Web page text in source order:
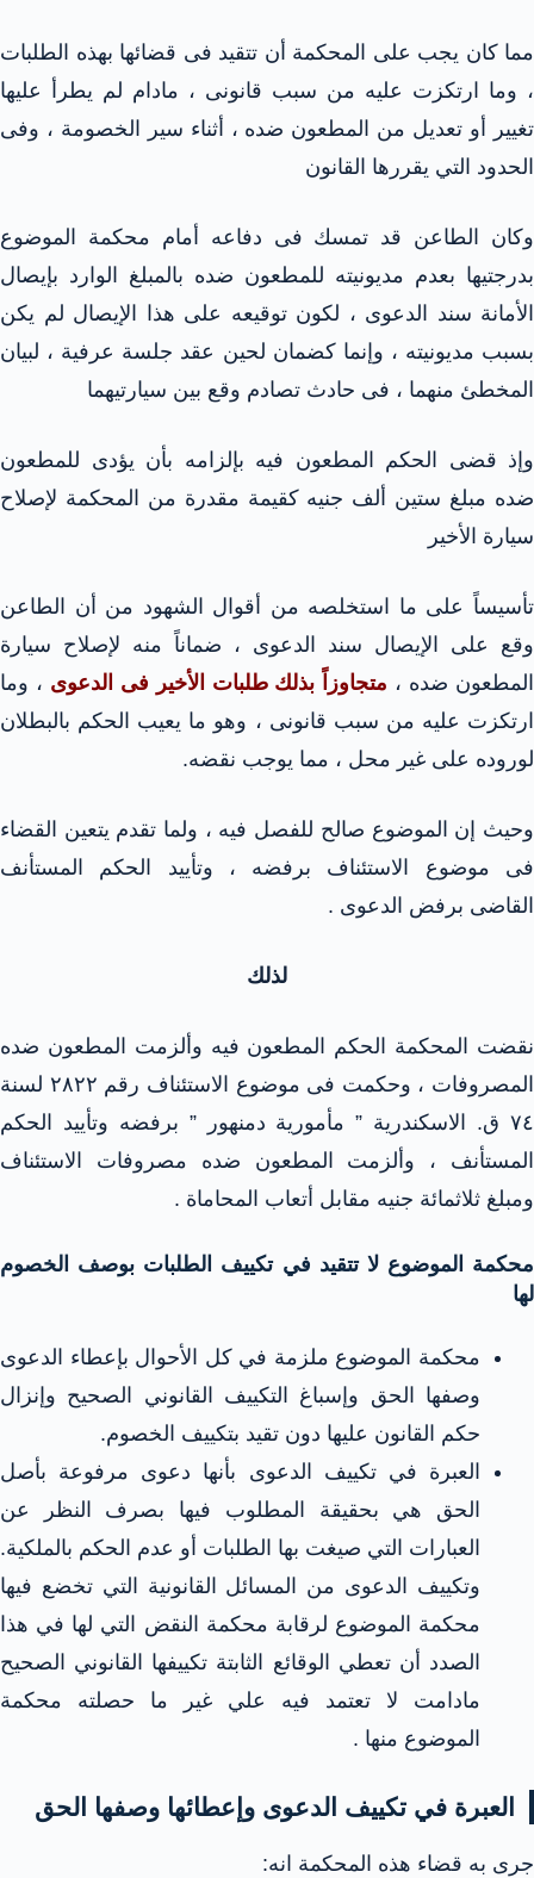
مما كان يجب على المحكمة أن تتقيد فى قضائها بهذه الطلبات
، وما ارتكزت عليه من سبب قانونى ، مادام لم يطرأ عليها
تغيير أو تعديل من المطعون ضده ، أثناء سير الخصومة ، وفى
الحدود التي يقررها القانون
وكان الطاعن قد تمسك فى دفاعه أمام محكمة الموضوع
بدرجتيها بعدم مديونيته للمطعون ضده بالمبلغ الوارد بإيصال
الأمانة سند الدعوى ، لكون توقيعه على هذا الإيصال لم يكن
بسبب مديونيته ، وإنما كضمان لحين عقد جلسة عرفية ، لبيان
المخطئ منهما ، فى حادث تصادم وقع بين سيارتيهما
وإذ قضى الحكم المطعون فيه بإلزامه بأن يؤدى للمطعون
ضده مبلغ ستين ألف جنيه كقيمة مقدرة من المحكمة لإصلاح
سيارة الأخير
تأسيساً على ما استخلصه من أقوال الشهود من أن الطاعن
وقع على الإيصال سند الدعوى ، ضماناً منه لإصلاح سيارة
المطعون ضده ، متجاوزاً بذلك طلبات الأخير فى الدعوى ، وما
ارتكزت عليه من سبب قانونى ، وهو ما يعيب الحكم بالبطلان
لوروده على غير محل ، مما يوجب نقضه.
وحيث إن الموضوع صالح للفصل فيه ، ولما تقدم يتعين القضاء
فى موضوع الاستئناف برفضه ، وتأييد الحكم المستأنف
القاضى برفض الدعوى .
لذلك
نقضت المحكمة الحكم المطعون فيه وألزمت المطعون ضده
المصروفات ، وحكمت فى موضوع الاستئناف رقم ٢٨٢٢ لسنة
٧٤ ق. الاسكندرية ” مأمورية دمنهور ” برفضه وتأييد الحكم
المستأنف ، وألزمت المطعون ضده مصروفات الاستئناف
ومبلغ ثلاثمائة جنيه مقابل أتعاب المحاماة .
محكمة الموضوع لا تتقيد في تكييف الطلبات بوصف الخصوم
لها
محكمة الموضوع ملزمة في كل الأحوال بإعطاء الدعوى
وصفها الحق وإسباغ التكييف القانوني الصحيح وإنزال
حكم القانون عليها دون تقيد بتكييف الخصوم.
العبرة في تكييف الدعوى بأنها دعوى مرفوعة بأصل
الحق هي بحقيقة المطلوب فيها بصرف النظر عن
العبارات التي صيغت بها الطلبات أو عدم الحكم بالملكية.
وتكييف الدعوى من المسائل القانونية التي تخضع فيها
محكمة الموضوع لرقابة محكمة النقض التي لها في هذا
الصدد أن تعطي الوقائع الثابتة تكييفها القانوني الصحيح
مادامت لا تعتمد فيه علي غير ما حصلته محكمة
الموضوع منها .
العبرة في تكييف الدعوى وإعطائها وصفها الحق
جرى به قضاء هذه المحكمة انه: